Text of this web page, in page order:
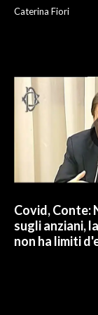
Caterina Fiori
Covid, Conte:
sugli anziani,
non ha limiti